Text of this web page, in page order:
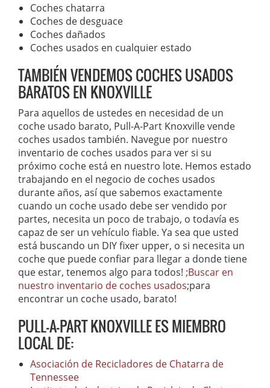
Coches chatarra
Coches de desguace
Coches dañados
Coches usados en cualquier estado
TAMBIÉN VENDEMOS COCHES USADOS
BARATOS EN KNOXVILLE
Para aquellos de ustedes en necesidad de un
coche usado barato, Pull-A-Part Knoxville vende
coches usados también. Navegue por nuestro
inventario de coches usados para ver si su
próximo coche está en nuestro lote. Hemos estado
trabajando en el negocio de coches usados
durante años, así que sabemos exactamente
cuando un coche usado debe ser vendido por
partes, necesita un poco de trabajo, o todavía es
capaz de ser un vehículo fiable. Ya sea que usted
está buscando un DIY fixer upper, o si necesita un
coche que puede confiar para llegar a donde tiene
que estar, tenemos algo para todos! ;Buscar en
nuestro inventario de coches usados;para
encontrar un coche usado, barato!
PULL-A-PART KNOXVILLE ES MIEMBRO
LOCAL DE:
Asociación de Recicladores de Chatarra de
Tennessee